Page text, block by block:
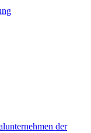
der